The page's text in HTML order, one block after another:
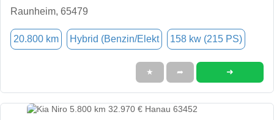
Raunheim, 65479
20.800 km Hybrid (Benzin/Elekt 158 kw (215 PS)
★ ➦ ➜